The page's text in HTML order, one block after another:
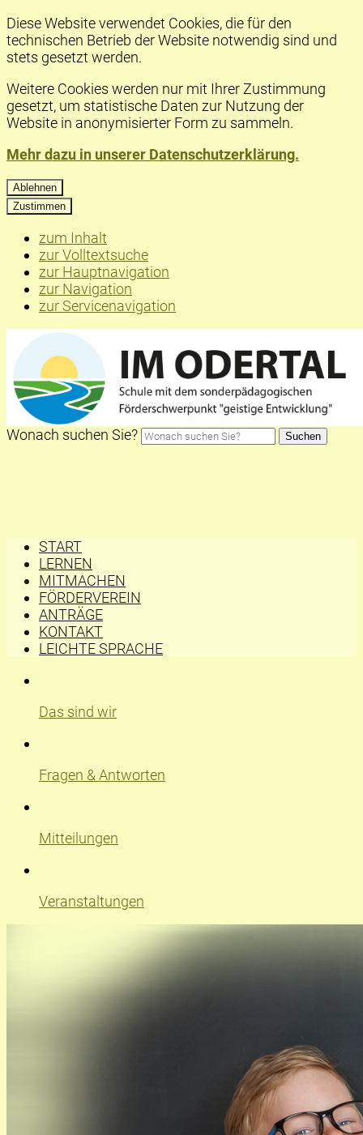
Diese Website verwendet Cookies, die für den
technischen Betrieb der Website notwendig sind und
stets gesetzt werden.
Weitere Cookies werden nur mit Ihrer Zustimmung
gesetzt, um statistische Daten zur Nutzung der
Website in anonymisierter Form zu sammeln.
Mehr dazu in unserer Datenschutzerklärung.
Ablehnen
Zustimmen
zum Inhalt
zur Volltextsuche
zur Hauptnavigation
zur Navigation
zur Servicenavigation
Wonach suchen Sie? Suchen
START
LERNEN
MITMACHEN
FÖRDERVEREIN
ANTRÄGE
KONTAKT
LEICHTE SPRACHE
Das sind wir
Fragen & Antworten
Mitteilungen
Veranstaltungen